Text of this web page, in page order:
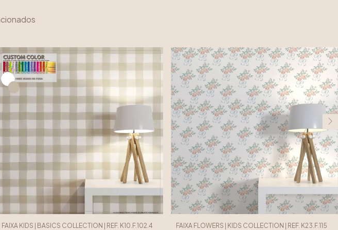
FAIXA KIDS | BASICS COLLECTION | REF. K10.F.102.4 FAIXA FLOWERS | KIDS COLLECTION | REF. K23.F.115